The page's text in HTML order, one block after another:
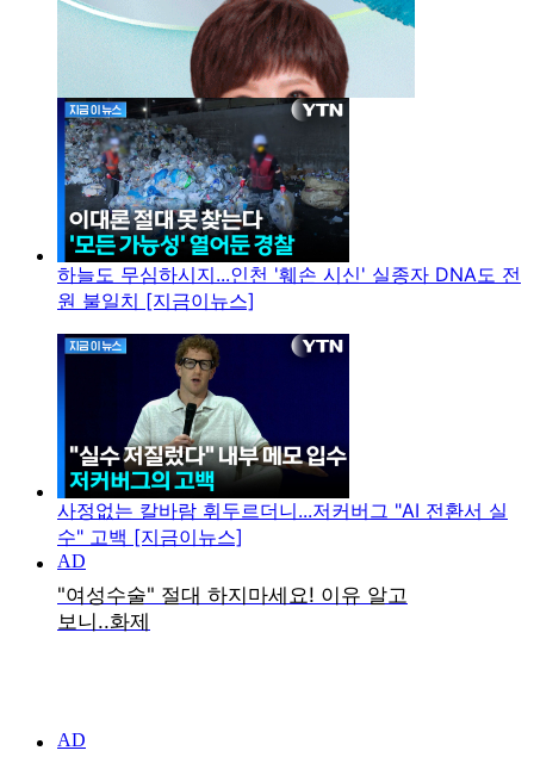
하늘도 무심하시지...인천 '훼손 시신' 실종자 DNA도 전
원 불일치 [지금이뉴스]
사정없는 칼바람 휘두르더니...저커버그 "AI 전환서 실
수" 고백 [지금이뉴스]